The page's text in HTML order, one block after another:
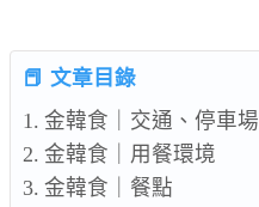
📕 文章目錄
金韓食｜交通、停車場
金韓食｜用餐環境
金韓食｜餐點